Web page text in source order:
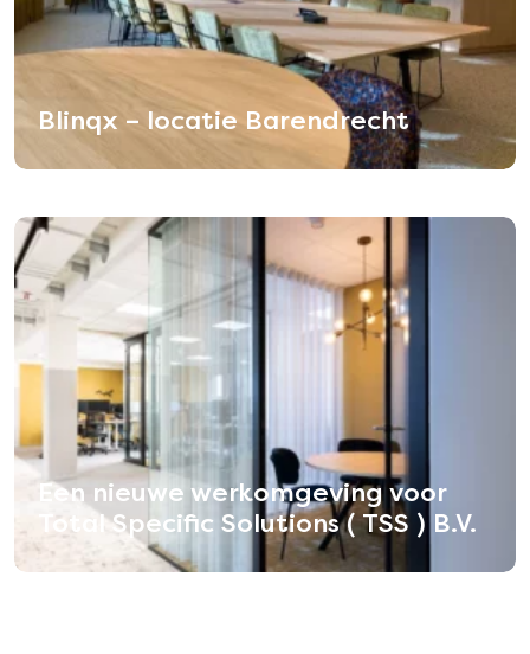
Blinqx – locatie Barendrecht
Een nieuwe werkomgeving voor
Total Specific Solutions ( TSS ) B.V.